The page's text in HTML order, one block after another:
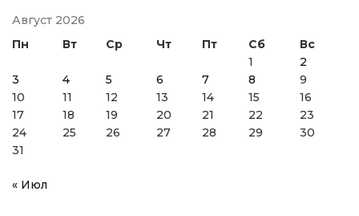
Август 2026
Пн
Вт Ср Чт Пт Сб
Вс
1
2
3
4 5 6 7 8
9
10
11 12 13 14 15
16
17
18 19 20 21 22
23
24
25 26 27 28 29
30
31
« Июл